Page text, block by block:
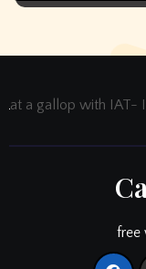
at a gallop with IAT-
free